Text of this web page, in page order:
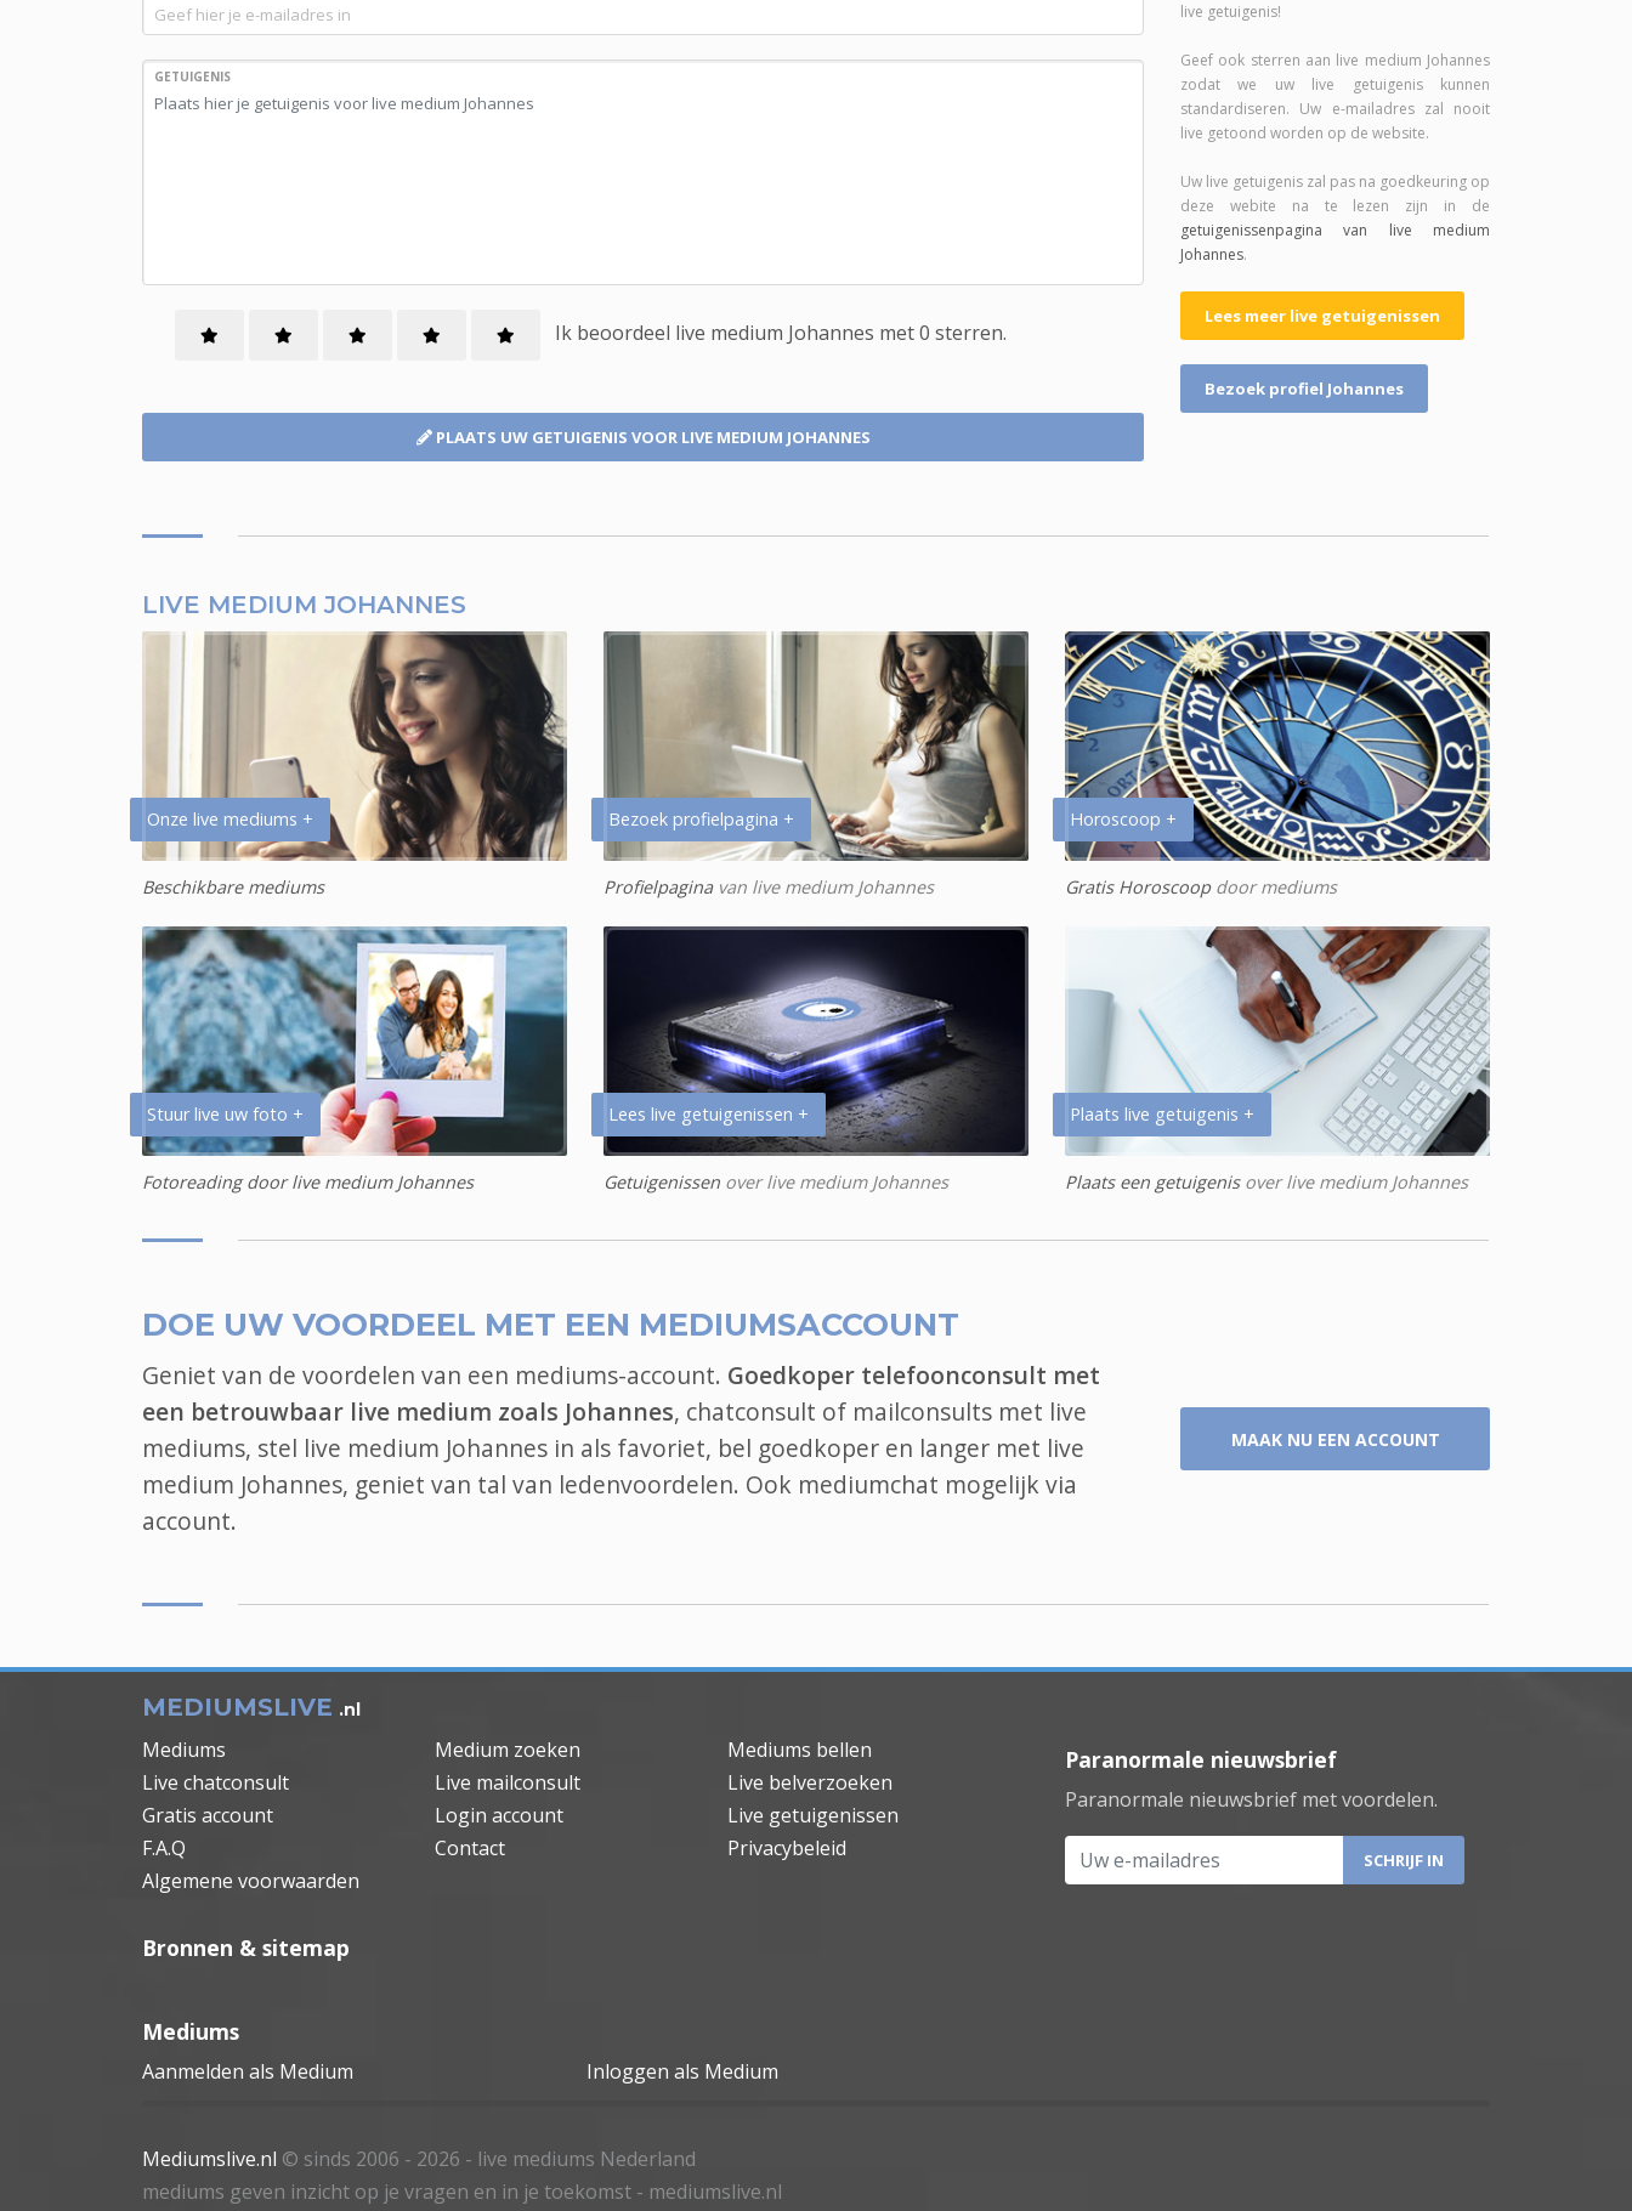
GETUIGENIS
Ik beoordeel live medium Johannes met0 sterren.
PLAATS UW GETUIGENIS VOOR LIVE MEDIUM JOHANNES
live getuigenis!
Geef ook sterren aan live medium Johannes
zodat we uw live getuigenis kunnen
standardiseren. Uw e-mailadres zal nooit
live getoond worden op de website.
Uw live getuigenis zal pas na goedkeuring op
deze webite na te lezen zijn in de
getuigenissenpagina van live medium
Johannes.
Lees meer live getuigenissen
Bezoek profiel Johannes
LIVE MEDIUM JOHANNES
Onze live mediums +
Beschikbare mediums
Bezoek profielpagina +
Profielpagina van live medium Johannes
Horoscoop +
Gratis Horoscoopdoor mediums
Stuur live uw foto +
Fotoreading door live medium Johannes
Lees live getuigenissen +
Getuigenissen over live medium Johannes
Plaats live getuigenis +
Plaats een getuigenisover live medium Johannes
DOE UW VOORDEEL MET EEN MEDIUMSACCOUNT
Geniet van de voordelen van een mediums-account. Goedkoper telefoonconsult met
een betrouwbaar live medium zoals Johannes, chatconsult of mailconsults met live
mediums, stel live medium Johannes in als favoriet, bel goedkoper en langer met live
medium Johannes, geniet van tal van ledenvoordelen. Ook mediumchat mogelijk via
account.
MAAK NU EEN ACCOUNT
MEDIUMSLIVE .nl
Mediums Medium zoeken
Mediums bellen
Live chatconsult
Live mailconsult
Live belverzoeken
Gratis account
Login account
Live getuigenissen
F.A.Q
Contact
Privacybeleid
Algemene voorwaarden
Paranormale nieuwsbrief
Paranormale nieuwsbrief met voordelen.
Uw e-mailadres
Bronnen & sitemap
Mediums
Aanmelden als Medium Inloggen als Medium
Mediumslive.nl © sinds 2006 - 2026 - live mediums Nederland
mediums geven inzicht op je vragen en in je toekomst - mediumslive.nl